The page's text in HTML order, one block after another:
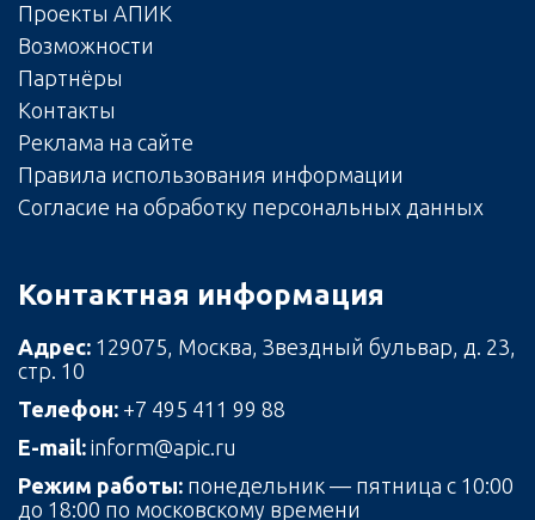
Проекты АПИК
Возможности
Партнёры
Контакты
Реклама на сайте
Правила использования информации
Согласие на обработку персональных данных
Контактная информация
Адрес: 129075, Москва, Звездный бульвар, д. 23,
стр. 10
Телефон: +7 495 411 99 88
E-mail: inform@apic.ru
Режим работы: понедельник — пятница с 10:00
до 18:00 по московскому времени